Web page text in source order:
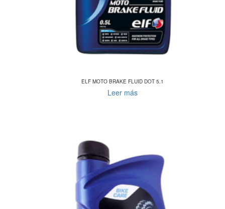
ELF MOTO BRAKE FLUID DOT 5.1
Leer más